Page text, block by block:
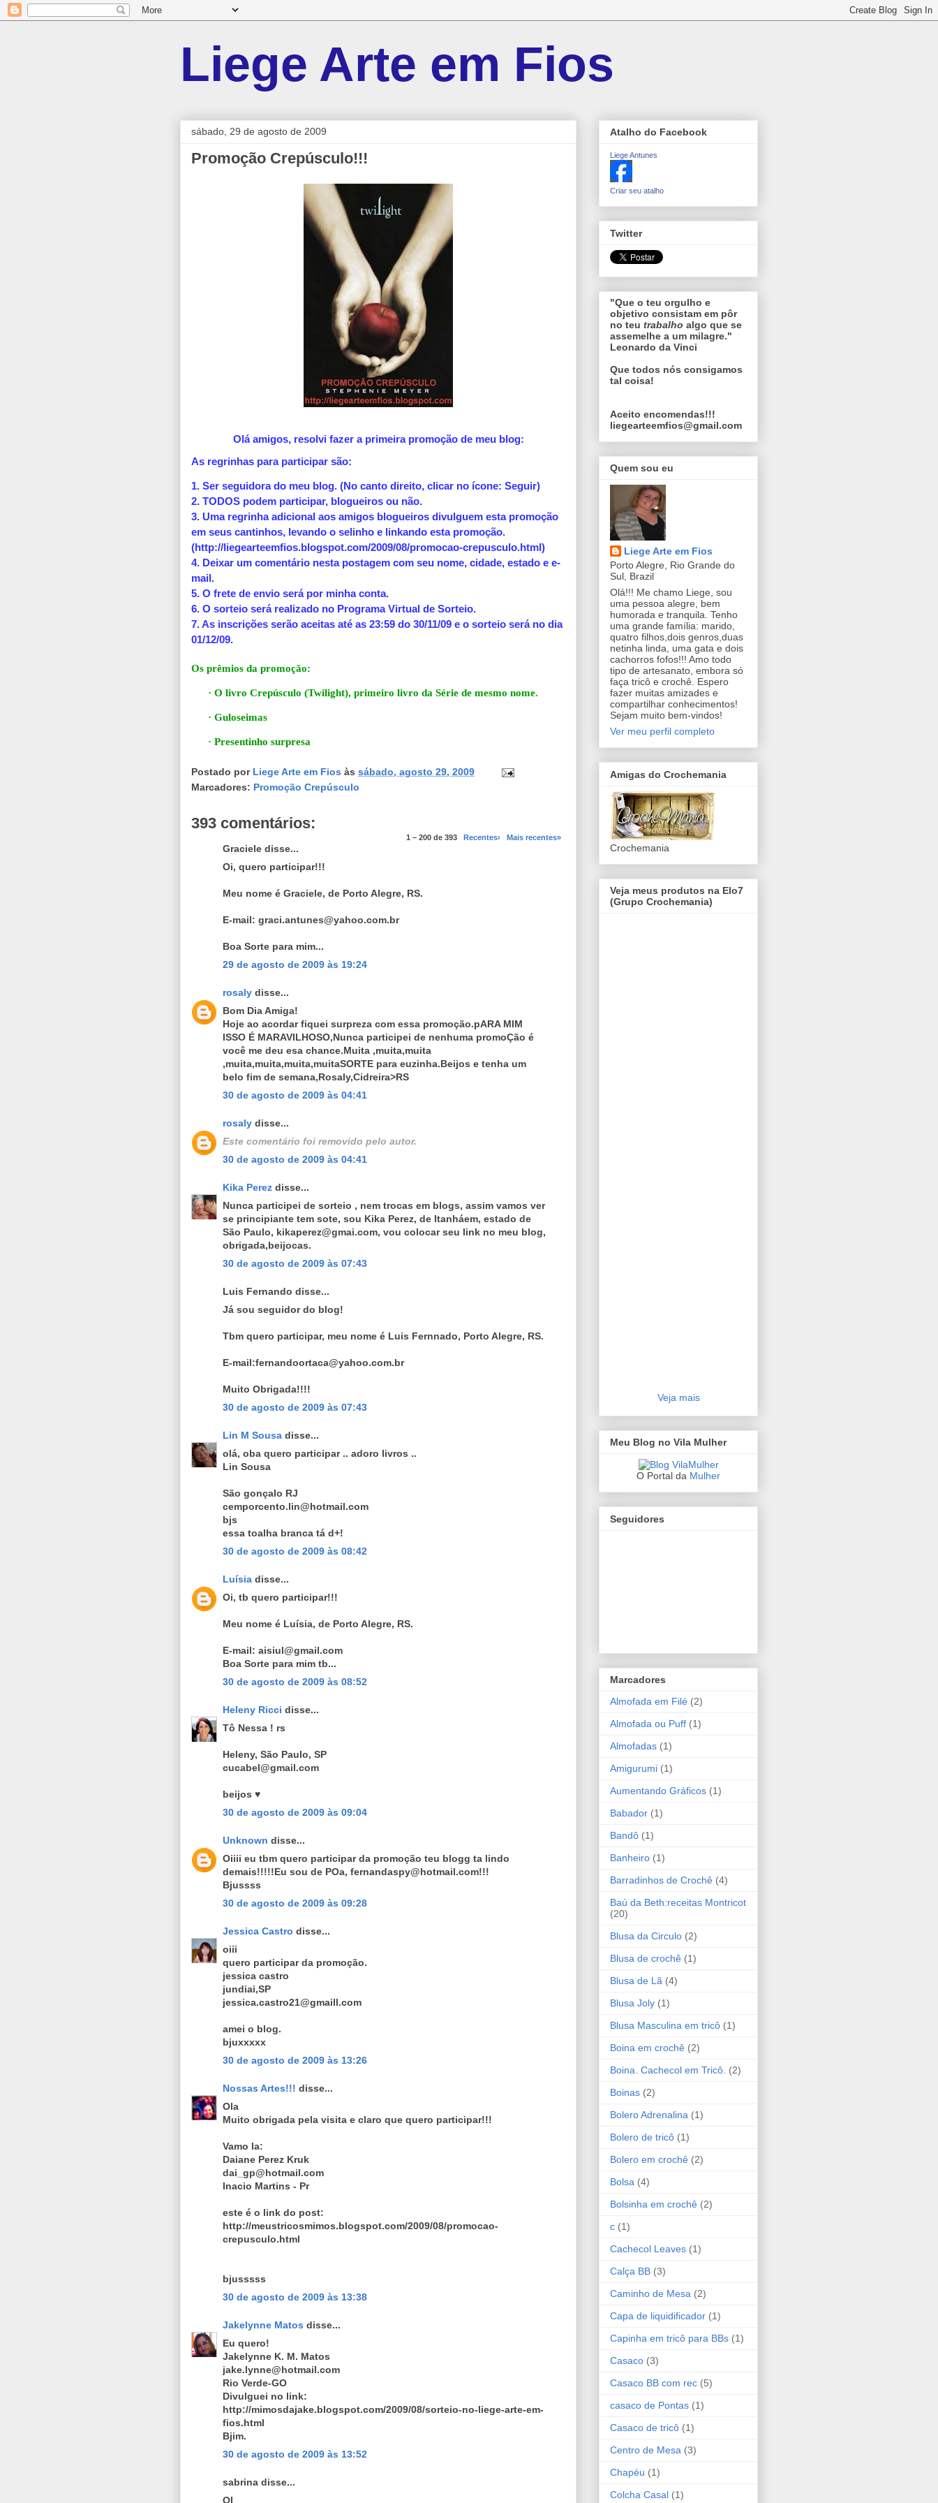
Liege Arte em Fios
sábado, 29 de agosto de 2009
Promoção Crepúsculo!!!
Olá amigos, resolvi fazer a primeira promoção de meu blog:
As regrinhas para participar são:
1. Ser seguidora do meu blog. (No canto direito, clicar no ícone: Seguir)
2. TODOS podem participar, blogueiros ou não.
3. Uma regrinha adicional aos amigos blogueiros divulguem esta promoção
em seus cantinhos, levando o selinho e linkando esta promoção.
(http://liegearteemfios.blogspot.com/2009/08/promocao-crepusculo.html)
4. Deixar um comentário nesta postagem com seu nome, cidade, estado e e-
mail.
5. O frete de envio será por minha conta.
6. O sorteio será realizado no Programa Virtual de Sorteio.
7. As inscrições serão aceitas até as 23:59 do 30/11/09 e o sorteio será no dia
01/12/09.
Os prêmios da promoção:
· O livro Crepúsculo (Twilight), primeiro livro da Série de mesmo nome.
· Guloseimas
· Presentinho surpresa
Postado por Liege Arte em Fios às sábado, agosto 29, 2009
Marcadores: Promoção Crepúsculo
393 comentários:
1 – 200 de 393 Recentes› Mais recentes»
Graciele disse...
Oi, quero participar!!!
Meu nome é Graciele, de Porto Alegre, RS.
E-mail: graci.antunes@yahoo.com.br
Boa Sorte para mim...
29 de agosto de 2009 às 19:24
rosaly disse...
Bom Dia Amiga!
Hoje ao acordar fiquei surpreza com essa promoção.pARA MIM
ISSO É MARAVILHOSO,Nunca participei de nenhuma promoÇão é
você me deu esa chance.Muita ,muita,muita
,muita,muita,muita,muitaSORTE para euzinha.Beijos e tenha um
belo fim de semana,Rosaly,Cidreira>RS
30 de agosto de 2009 às 04:41
rosaly disse...
Este comentário foi removido pelo autor.
30 de agosto de 2009 às 04:41
Kika Perez disse...
Nunca participei de sorteio , nem trocas em blogs, assim vamos ver
se principiante tem sote, sou Kika Perez, de Itanháem, estado de
São Paulo, kikaperez@gmai.com, vou colocar seu link no meu blog,
obrigada,beijocas.
30 de agosto de 2009 às 07:43
Luis Fernando disse...
Já sou seguidor do blog!
Tbm quero participar, meu nome é Luis Fernnado, Porto Alegre, RS.
E-mail:fernandoortaca@yahoo.com.br
Muito Obrigada!!!!
30 de agosto de 2009 às 07:43
Lin M Sousa disse...
olá, oba quero participar .. adoro livros ..
Lin Sousa
São gonçalo RJ
cemporcento.lin@hotmail.com
bjs
essa toalha branca tá d+!
30 de agosto de 2009 às 08:42
Luísia disse...
Oi, tb quero participar!!!
Meu nome é Luísia, de Porto Alegre, RS.
E-mail: aisiul@gmail.com
Boa Sorte para mim tb...
30 de agosto de 2009 às 08:52
Heleny Ricci disse...
Tô Nessa ! rs
Heleny, São Paulo, SP
cucabel@gmail.com
beijos ♥
30 de agosto de 2009 às 09:04
Unknown disse...
Oiiii eu tbm quero participar da promoção teu blogg ta lindo
demais!!!!!Eu sou de POa, fernandaspy@hotmail.com!!!
Bjussss
30 de agosto de 2009 às 09:28
Jessica Castro disse...
oiii
quero participar da promoção.
jessica castro
jundiai,SP
jessica.castro21@gmaill.com
amei o blog.
bjuxxxxx
30 de agosto de 2009 às 13:26
Nossas Artes!!! disse...
Ola
Muito obrigada pela visita e claro que quero participar!!!
Vamo la:
Daiane Perez Kruk
dai_gp@hotmail.com
Inacio Martins - Pr
este é o link do post:
http://meustricosmimos.blogspot.com/2009/08/promocao-
crepusculo.html
bjusssss
30 de agosto de 2009 às 13:38
Jakelynne Matos disse...
Eu quero!
Jakelynne K. M. Matos
jake.lynne@hotmail.com
Rio Verde-GO
Divulguei no link:
http://mimosdajake.blogspot.com/2009/08/sorteio-no-liege-arte-em-
fios.html
Bjim.
30 de agosto de 2009 às 13:52
sabrina disse...
OI
Atalho do Facebook
Liege Antunes
Criar seu atalho
Twitter
"Que o teu orgulho e
objetivo consistam em pôr
no teu trabalho algo que se
assemelhe a um milagre."
Leonardo da Vinci
Que todos nós consigamos
tal coisa!
Aceito encomendas!!!
liegearteemfios@gmail.com
Quem sou eu
Liege Arte em Fios
Porto Alegre, Rio Grande do
Sul, Brazil
Olá!!! Me chamo Liege, sou
uma pessoa alegre, bem
humorada e tranquila. Tenho
uma grande família: marido,
quatro filhos,dois genros,duas
netinha linda, uma gata e dois
cachorros fofos!!! Amo todo
tipo de artesanato, embora só
faça tricô e crochê. Espero
fazer muitas amizades e
compartilhar conhecimentos!
Sejam muito bem-vindos!
Ver meu perfil completo
Amigas do Crochemania
Crochemania
Veja meus produtos na Elo7
(Grupo Crochemania)
Veja mais
Meu Blog no Vila Mulher
O Portal da Mulher
Seguidores
Marcadores
Almofada em Filé (2)
Almofada ou Puff (1)
Almofadas (1)
Amigurumi (1)
Aumentando Gráficos (1)
Babador (1)
Bandô (1)
Banheiro (1)
Barradinhos de Crochê (4)
Baú da Beth:receitas Montricot
(20)
Blusa da Circulo (2)
Blusa de crochê (1)
Blusa de Lã (4)
Blusa Joly (1)
Blusa Masculina em tricô (1)
Boina em crochê (2)
Boina. Cachecol em Tricô. (2)
Boinas (2)
Bolero Adrenalina (1)
Bolero de tricô (1)
Bolero em crochê (2)
Bolsa (4)
Bolsinha em crochê (2)
c (1)
Cachecol Leaves (1)
Calça BB (3)
Caminho de Mesa (2)
Capa de liquidificador (1)
Capinha em tricô para BBs (1)
Casaco (3)
Casaco BB com rec (5)
casaco de Pontas (1)
Casaco de tricô (1)
Centro de Mesa (3)
Chapéu (1)
Colcha Casal (1)